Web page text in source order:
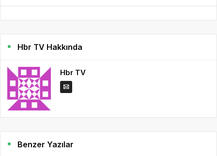
Hbr TV Hakkında
Hbr TV
Benzer Yazılar